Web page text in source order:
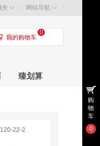
夹 网站导航
我的购物车
0
臻划算
22-2
购
物
车
0